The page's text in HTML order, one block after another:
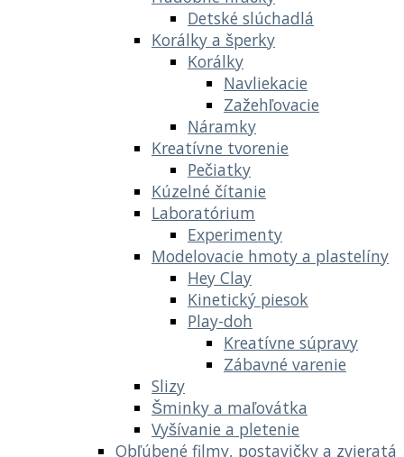
Detské slúchadlá
Korálky a šperky
Korálky
Navliekacie
Zažehľovacie
Náramky
Kreatívne tvorenie
Pečiatky
Kúzelné čítanie
Laboratórium
Experimenty
Modelovacie hmoty a plastelíny
Hey Clay
Kinetický piesok
Play-doh
Kreatívne súpravy
Zábavné varenie
Slizy
Šminky a maľovátka
Vyšívanie a pletenie
Obľúbené filmy, postavičky a zvieratá